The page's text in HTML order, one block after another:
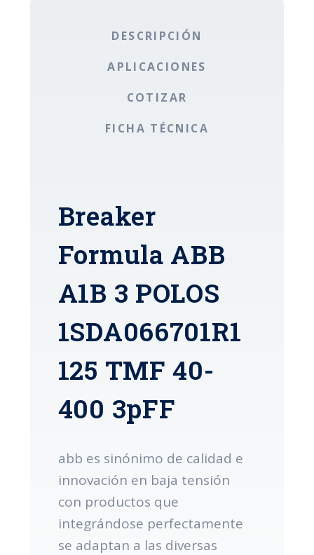
DESCRIPCIÓN
APLICACIONES
COTIZAR
FICHA TÉCNICA
Breaker
Formula ABB
A1B 3 POLOS
1SDA066701R1
125 TMF 40-
400 3pFF
abb es sinónimo de calidad e
innovación en baja tensión
con productos que
integrándose perfectamente
se adaptan a las diversas